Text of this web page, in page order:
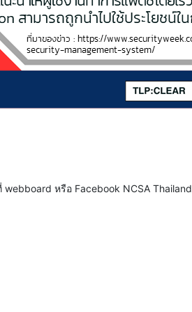
หรือ Facebook NCSA Thailand